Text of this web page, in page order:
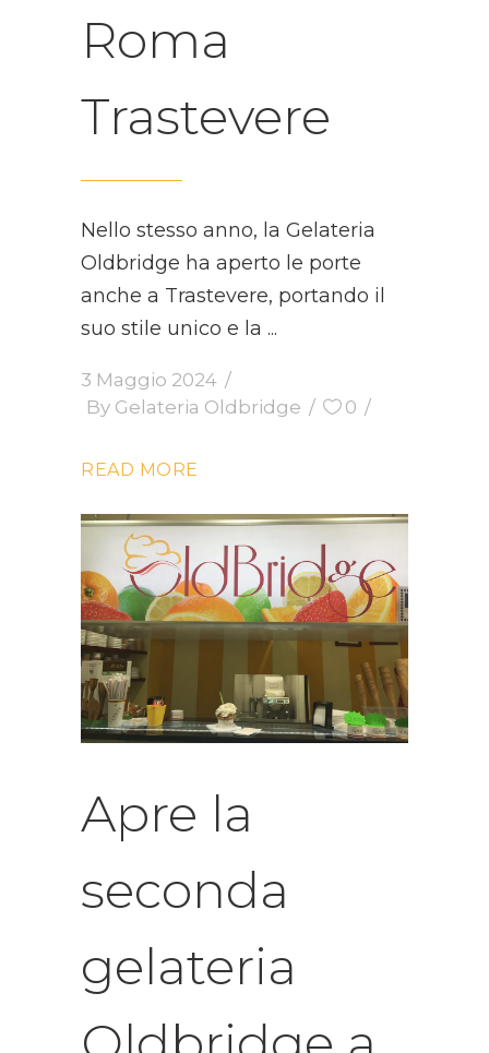
Roma
Trastevere
Nello stesso anno, la Gelateria
Oldbridge ha aperto le porte
anche a Trastevere, portando il
suo stile unico e la
3 Maggio 2024
By Gelateria Oldbridge 0
READ MORE
Apre la
seconda
gelateria